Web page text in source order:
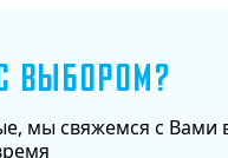
ВЫБОРОМ?
мы свяжемся с Вами